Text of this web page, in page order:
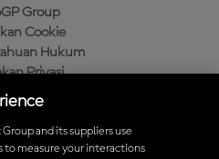
Group
Cookie
Hukum
Privasi
Pembelian
and its suppliers use
to measure your interactions